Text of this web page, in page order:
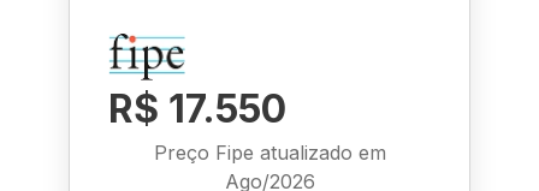
R$ 17.550
Preço Fipe atualizado em
Ago/2026